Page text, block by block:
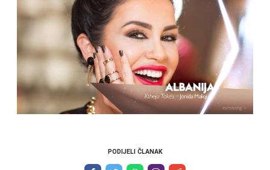
PODIJELI ČLANAK